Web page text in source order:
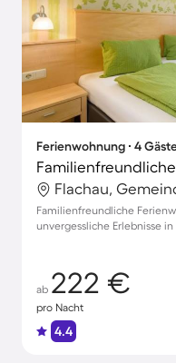
Ferienwohnung ∙ 4
Flachau,
Familienfreundliche
unvergessliche Erlebnisse
ab 222 €
pro Nacht
4.4